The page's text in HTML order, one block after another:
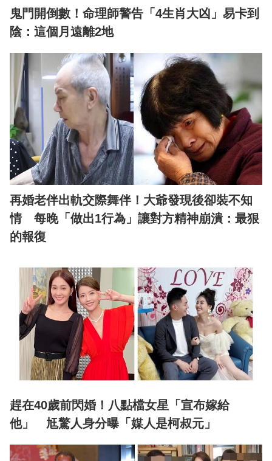
鬼門開倒數！命理師警告「4生肖大凶」易卡到
陰：這個月遠離2地
再婚老伴出軌交際舞伴！大爺發現後卻裝不知
情 每晚「做出1行為」讓對方精神崩潰：最狠
的報復
趕在40歲前閃婚！八點檔女星「宣布嫁給
他」 尪驚人身分曝「媒人是柯叔元」